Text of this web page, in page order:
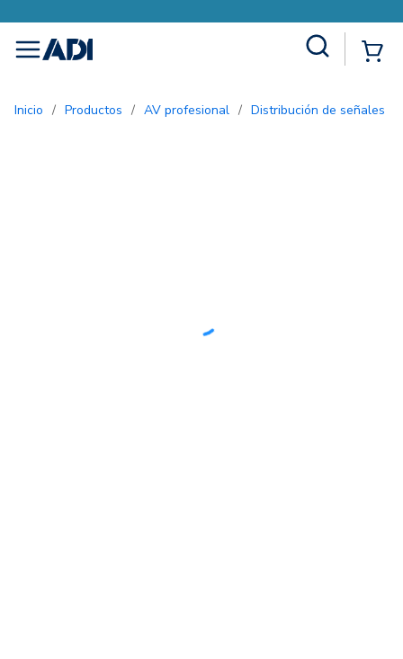
menu
Inicio / Productos / AV profesional / Distribución de señales